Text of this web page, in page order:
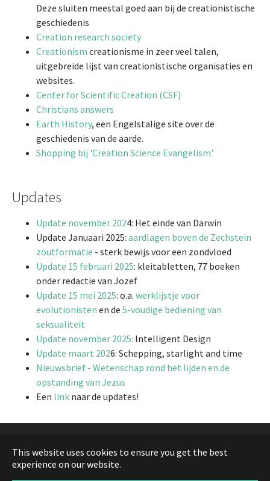
This website uses cookies to ensure you get the best
experience on our website.
Deze sluiten meestal goed aan bij de creationistische
geschiedenis
Creation research society
Creationism creationisme in zeer veel talen,
uitgebreide lijst van creationistische organisaties en
websites.
Center for Scientific Creation (CSF)
Christians answers
Earth History, een Engelstalige site over de
geschiedenis van de aarde.
Shopping bij 'Creation Science Evangelism'
Updates
Update november 2024: Het einde van Darwin
Update Januaari 2025: aardlagen boven de Zechstein
zoutformatie - sterk bewijs voor een zondvloed
Update 15 februari 2025: kleitabletten, 77 boeken
onder redactie van Jozef
Update 15 mei 2025: o.a. werklijstje voor
evolutionisten en de 5-voudige bediening van
seksualiteit
Update november 2025: Intelligent Design
Update maart 2026: Schepping, starlight and time
Nieuwsbrief - Wetenschap rond het lijden en de
opstanding van Jezus
Een link naar de updates!
Sitemap
Contact